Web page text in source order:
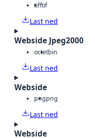
tifftif
Last ned
Webside Jpeg2000
octetbin
Last ned
Webside
pngpng
Last ned
Webside